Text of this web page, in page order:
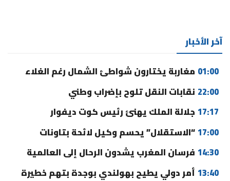
آخر الأخبار
01:00 مغاربة يختارون شواطئ الشمال رغم الغلاء
22:00 نقابات النقل تلوح بإضراب وطني
17:17 جلالة الملك يهنئ رئيس كوت ديفوار
17:00“الاستقلال” يحسم وكيل لائحة بتاونات
14:30 فرسان المغرب يشدون الرحال إلى العالمية
13:40 أمر دولي يطيح بهولندي بوجدة بتهم خطيرة